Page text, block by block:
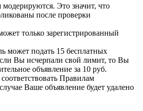
Это значит, что
после проверки
только зарегистрированный
может подать 15 бесплатных
Вы исчерпали свой лимит, то Вы
объявление за 10 руб.
Правилам
Ваше объявление будет удалено